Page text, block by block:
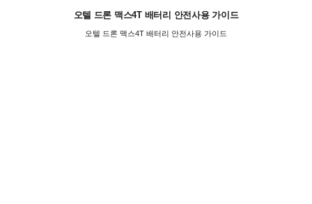
오텔 드론 맥스4T 배터리 안전사용 가이드
오텔 드론 맥스4T 배터리 안전사용 가이드